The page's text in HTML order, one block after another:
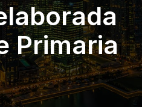
Primaria